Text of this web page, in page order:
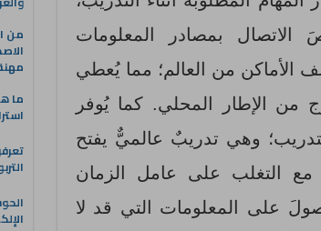
الاتصال بمصادر المعلومات
الأماكن من العالم؛ مما يُعطي
من الإطار المحلي. كما يُوفر
وهي تدريبٌ عالميٌّ يفتح
مع التغلب على عامل الزمان
على المعلومات التي قد لا
من
ما